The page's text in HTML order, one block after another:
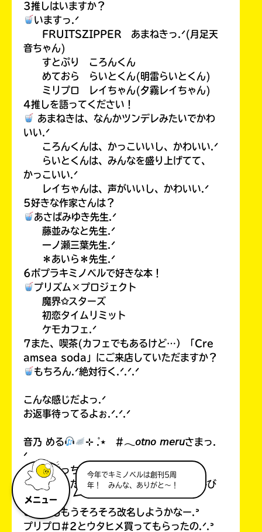
メニュー
今年でキミノベルは創刊5周
年！ みんな、ありがと～！
3推しはいますか？
いますっ.ᐟ
FRUITSZIPPER あまねきっ.ᐟ(月足天
音ちゃん)
すとぷり ころんくん
めておら らいとくん(明雷らいとくん)
ミリプロ レイちゃん(夕霧レイちゃん)
4推しを語ってください！
あまねきは、なんかツンデレみたいでかわ
いい.ᐟ
ころんくんは、かっこいいし、かわいい.ᐟ
らいとくんは、みんなを盛り上げてて、
かっこいい.ᐟ
レイちゃんは、声がいいし、かわいい.ᐟ
5好きな作家さんは？
あさばみゆき先生.ᐟ
藤並みなと先生.ᐟ
一ノ瀬三葉先生.ᐟ
＊あいら＊先生.ᐟ
6ポプラキミノベルで好きな本！
プリズム×プロジェクト
魔界✩スターズ
初恋タイムリミット
ケモカフェ.ᐟ
7また、喫茶(カフェでもあるけど…）「Cre
amsea soda」にご来店していただますか？
もちろん.ᐟ絶対行く.ᐟ.ᐟ.ᐟ
こんな感じだよっ.ᐟ
お返事待ってるよぉ.ᐟ.ᐟ.ᐟ
音乃 める
⊹ ̊.⋆ #𓂃𝘰𝘵𝘯𝘰 𝘮𝘦𝘳𝘶さまっ.
ᐟ
こっんにっちはーー.ᐟ.ᐟお返事ありがと.ᐟ
改名したんだね.ᐟとってもかわいい.ᐟめる呼び
？
こすもももうそろそろ改名しようかなー.ᐣ
プリプロ#2とウタヒメ買ってもらったの.ᐟ.ᐣ